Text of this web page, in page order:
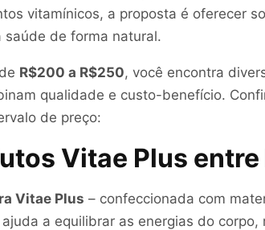
vitamínicos, a proposta é oferecer
saúde de forma natural.
R$200 a R$250, você encontra
qualidade e custo-benefício.
de preço:
Vitae Plus
Vitae Plus – confeccionada com
a equilibrar as energias do